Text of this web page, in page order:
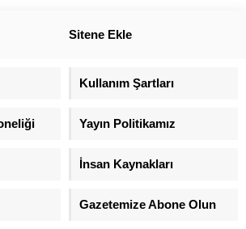
Sitene Ekle
Kullanım Şartları
Yayın Politikamız
İnsan Kaynakları
Gazetemize Abone Olun